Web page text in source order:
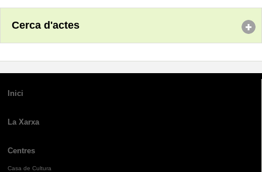
Cerca d'actes
Inici
La Xarxa
Centres
Casa de Cultura